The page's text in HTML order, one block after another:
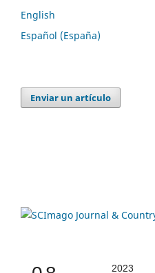
English
Español (España)
Enviar un artículo
2023